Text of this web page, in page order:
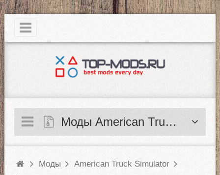
|
Моды American Truck Simulator
Моды
American Truck Simulator